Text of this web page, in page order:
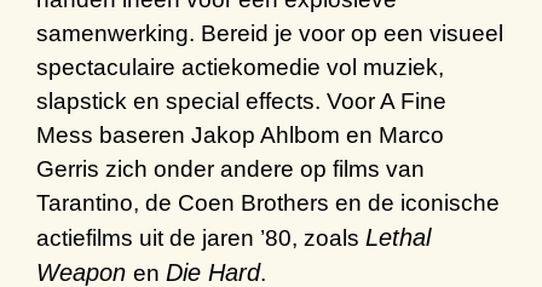
samenwerking. Bereid je voor op een visueel
spectaculaire actiekomedie vol muziek,
slapstick en special effects. VoorA Fine
Mess baseren Jakop Ahlbom en Marco
Gerris zich onder andere op films van
Tarantino, de Coen Brothers en de iconische
actiefilms uit de jaren ’80, zoals Lethal
Weapon en Die Hard.